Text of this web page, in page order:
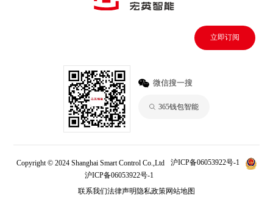
立即订阅
微信搜一搜
365钱包智能
Copyright © 2024 Shanghai Smart Control Co.,Ltd
沪ICP备06053922号-1
沪ICP备06053922号-1
联系我们法律声明隐私政策网站地图